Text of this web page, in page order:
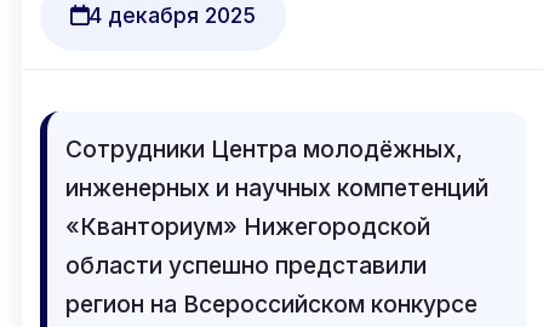
4 декабря 2025
Сотрудники Центра молодёжных,
инженерных и научных компетенций
«Кванториум» Нижегородской
области успешно представили
регион на Всероссийском конкурсе